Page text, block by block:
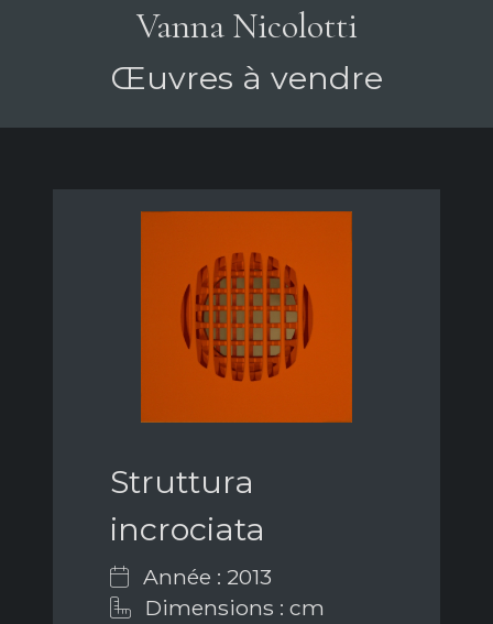
Vanna Nicolotti
Œuvres à vendre
Struttura
incrociata
Année : 2013
Dimensions : cm